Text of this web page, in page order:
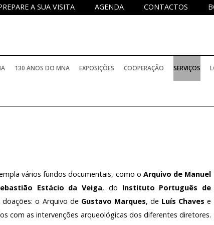
CONTACTOS
AGENDA
A SUA VISITA
DE COLABORAÇÃO
130 ANOS DO MNA EXPOSIÇÕES
HISTÓRICO
COOPERAÇÃO SERVIÇOS
ARQUIVO
vários fundos documentais, como o Arquivo de Manuel
Estácio da Veiga, do Instituto Português de
o Arquivo de Gustavo Marques, de Luís Chaves e
com as intervenções arqueológicas dos diferentes diretores.